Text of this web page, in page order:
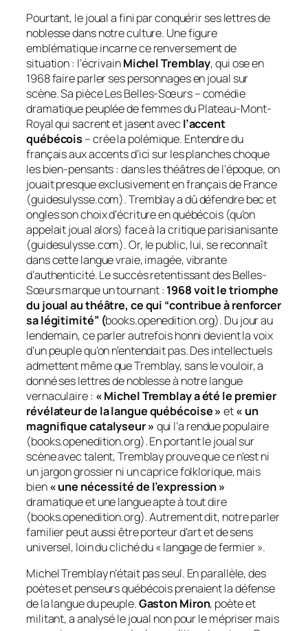
Pourtant, le joual a fini par conquérir ses lettres de
noblesse dans notre culture. Une figure
emblématique incarne ce renversement de
situation : l’écrivainMichel Tremblay, qui ose en
1968 faire parler ses personnages en joual sur
scène. Sa pièceLes Belles-Sœurs– comédie
dramatique peuplée de femmes du Plateau-Mont-
Royal qui sacrent et jasent avec l’accent
québécois – crée la polémique. Entendre du
français aux accents d’ici sur les planches choque
les bien-pensants : dans les théâtres de l’époque, on
jouait presque exclusivement en français de France
(guidesulysse.com). Tremblay a dû défendre bec et
ongles son choix d’écriture en québécois (qu’on
appelaitjoualalors) face à la critique parisianisante
(guidesulysse.com). Or, le public, lui, se reconnaît
dans cette langue vraie, imagée, vibrante
d’authenticité. Le succès retentissant desBelles-
Sœursmarque un tournant : 1968 voit le triomphe
du joual au théâtre, ce qui “contribue à renforcer
sa légitimité” (books.openedition.org). Du jour au
lendemain, ce parler autrefois honni devient la voix
d’un peuple qu’on n’entendait pas. Des intellectuels
admettent même que Tremblay, sans le vouloir, a
donné ses lettres de noblesse à notre langue
vernaculaire : « Michel Tremblay a été le premier
révélateur de la langue québécoise » et« un
magnifique catalyseur » qui l’a rendue populaire
(books.openedition.org). En portant le joual sur
scène avec talent, Tremblay prouve que ce n’est ni
un jargon grossier ni un caprice folklorique, mais
bien« une nécessité de l’expression »
dramatique et une langue apte à tout dire
(books.openedition.org). Autrement dit, notre parler
familier peut aussi être porteur d’art et de sens
universel, loin du cliché du « langage de fermier ».
Michel Tremblay n’était pas seul. En parallèle, des
poètes et penseurs québécois prenaient la défense
de la langue du peuple.Gaston Miron, poète et
militant, a analysé le joual non pour le mépriser mais